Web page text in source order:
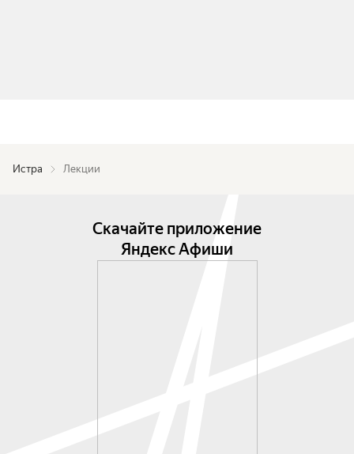
Истра Лекции
Скачайте приложение
Яндекс Афиши